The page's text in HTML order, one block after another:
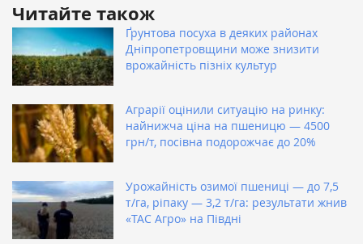
Читайте також
Ґрунтова посуха в деяких районах
Дніпропетровщини може знизити
врожайність пізніх культур
Аграрії оцінили ситуацію на ринку:
найнижча ціна на пшеницю — 4500
грн/т, посівна подорожчає до 20%
Урожайність озимої пшениці — до 7,5
т/га, ріпаку — 3,2 т/га: результати жнив
«ТАС Агро» на Півдні